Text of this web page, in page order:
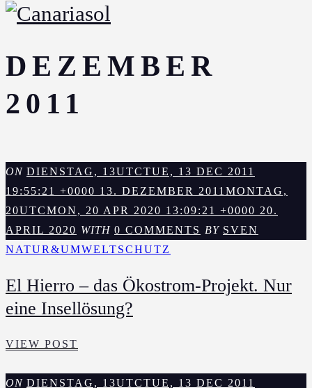
DEZEMBER
2011
ON DIENSTAG, 13UTCTUE, 13 DEC 2011
19:55:21 +0000 13. DEZEMBER 2011 MONTAG,
20UTCMON, 20 APR 2020 13:09:21 +0000 20.
APRIL 2020 WITH 0 COMMENTS BY SVEN
NATUR&UMWELTSCHUTZ
El Hierro – das Ökostrom-Projekt. Nur
eine Insellösung?
VIEW POST
–
ON DIENSTAG, 13UTCTUE, 13 DEC 2011